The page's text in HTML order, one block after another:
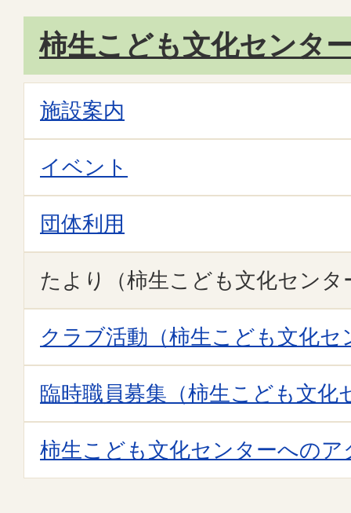
柿生こども文化センタ
施設案内
イベント
団体利用
たより（柿生こども文化センタ
クラブ活動（柿生こども文化セ
臨時職員募集（柿生こども文化
柿生こども文化センターへのア